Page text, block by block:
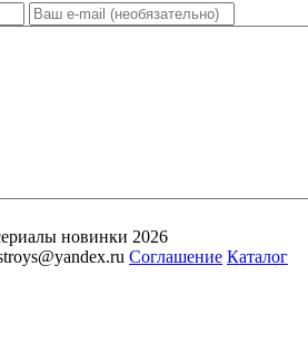
новинки 2026
Соглашение Каталог